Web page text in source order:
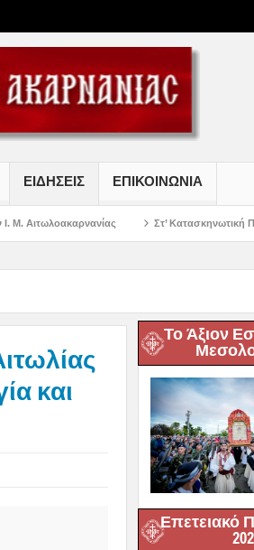
ΕΙΔΗΣΕΙΣ ΕΠΙΚΟΙΝΩΝΙΑ
Στ’ Κατασκηνωτική Περίοδος
και
Το Άξιον
Επετειακό